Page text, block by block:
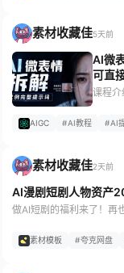
素材收藏佳5天前
AI微
可直
AIGC AI教程 AI
素材收藏佳2天前
AI漫剧短剧人物资产
素材模板 夸克网盘